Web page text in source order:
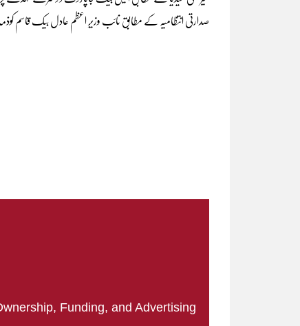
صدارتی انتظامیہ کے مطابق نائب وزیرِ اعظم عادل بیک قاسم
Funding, and Advertising